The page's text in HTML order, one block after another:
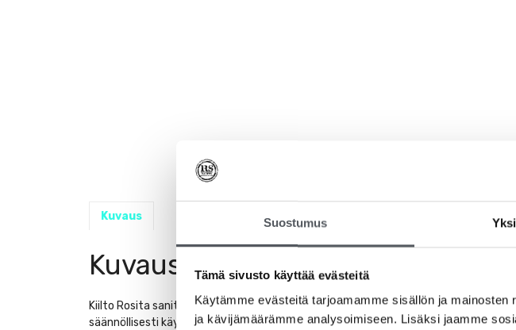
Suostumus
Tämä sivusto käyttää evästeitä
Käytämme evästeitä tarjoamamme sisällön ja
ja kävijämäärämme analysoimiseen. Lisäksi jaamme
Kuvaus
Kuvaus
Kiilto Rosita saniteettitilojen puhdistusaine on valmistettu Suomessa ja sillä on
säännöllisesti käytettynä Rosita ehkäisee saostumien kertymistä. Ei jätä